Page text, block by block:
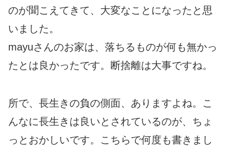
のが聞こえてきて、大変なことになったと思
いました。
mayuさんのお家は、落ちるものが何も無かっ
たとは良かったです。断捨離は大事ですね。
所で、長生きの負の側面、ありますよね。こ
んなに長生きは良いとされているのが、ちょ
っとおかしいです。こちらで何度も書きまし